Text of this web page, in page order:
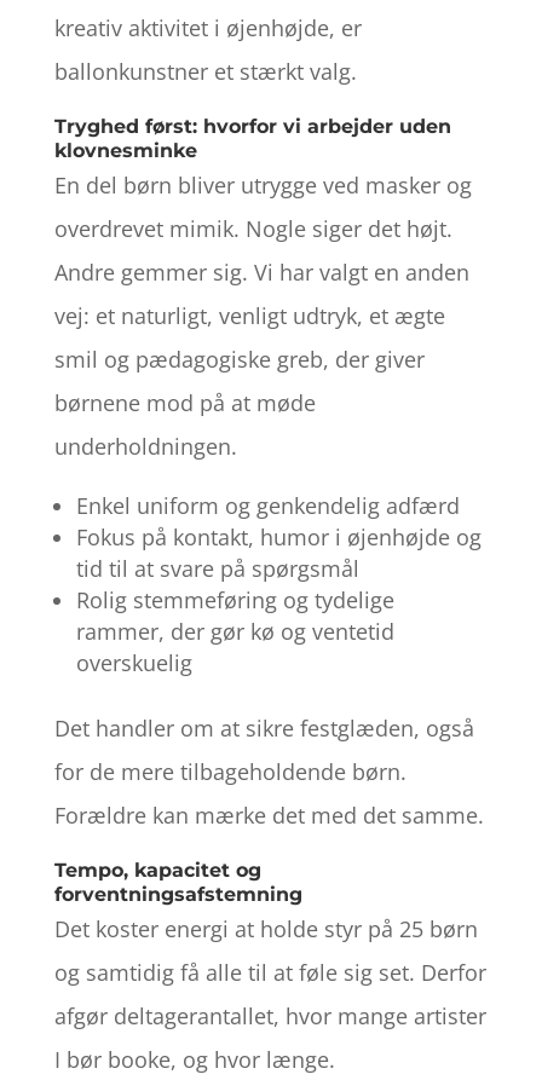
kreativ aktivitet i øjenhøjde, er
ballonkunstner et stærkt valg.
Tryghed først: hvorfor vi arbejder uden
klovnesminke
En del børn bliver utrygge ved masker og
overdrevet mimik. Nogle siger det højt.
Andre gemmer sig. Vi har valgt en anden
vej: et naturligt, venligt udtryk, et ægte
smil og pædagogiske greb, der giver
børnene mod på at møde
underholdningen.
Enkel uniform og genkendelig adfærd
Fokus på kontakt, humor i øjenhøjde og
tid til at svare på spørgsmål
Rolig stemmeføring og tydelige
rammer, der gør kø og ventetid
overskuelig
Det handler om at sikre festglæden, også
for de mere tilbageholdende børn.
Forældre kan mærke det med det samme.
Tempo, kapacitet og
forventningsafstemning
Det koster energi at holde styr på 25 børn
og samtidig få alle til at føle sig set. Derfor
afgør deltagerantallet, hvor mange artister
I bør booke, og hvor længe.